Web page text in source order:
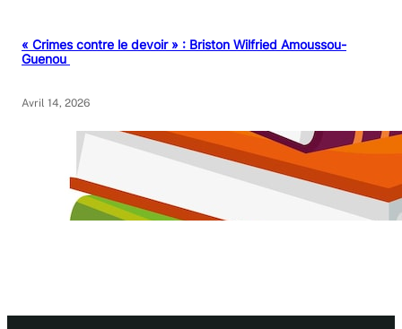
« Crimes contre le devoir » : Briston Wilfried Amoussou-
Guenou
Avril 14, 2026